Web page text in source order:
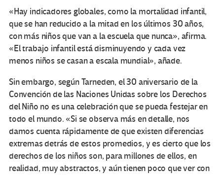
«Hay indicadores globales, como la mortalidad infantil,
que se han reducido a la mitad en los últimos 30 años,
con más niños que van a la escuela que nunca», afirma.
«El trabajo infantil está disminuyendo y cada vez
menos niños se casan a escala mundial», añade.
Sin embargo, según Tarneden, el 30 aniversario de la
Convención de las Naciones Unidas sobre los Derechos
del Niño no es una celebración que se pueda festejar en
todo el mundo. «Si se observa más en detalle, nos
damos cuenta rápidamente de que existen diferencias
extremas detrás de estos promedios, y es cierto que los
derechos de los niños son, para millones de ellos, en
realidad, muy abstractos, y aún tienen poco que ver con